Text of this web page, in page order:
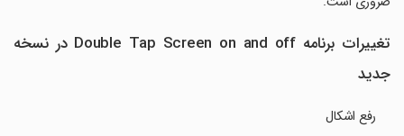
تغییرات برنامه Double Tap Screen on and off در نسخه
جدید
رفع اشکال